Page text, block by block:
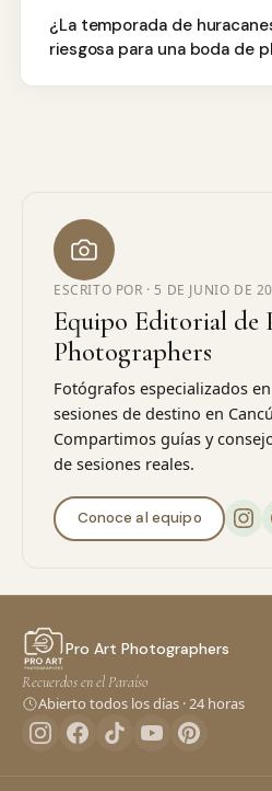
¿La temporada de
riesgosa para una boda de
ESCRITO POR · 5 DE JUNIO DE
Equipo Editorial
Photographers
Fotógrafos especializados
sesiones de destino en
Compartimos guías y
de sesiones reales.
Conoce al equipo
Pro Art Photographers
Recuerdos en el Paraíso
Abierto todos los días · 24 horas